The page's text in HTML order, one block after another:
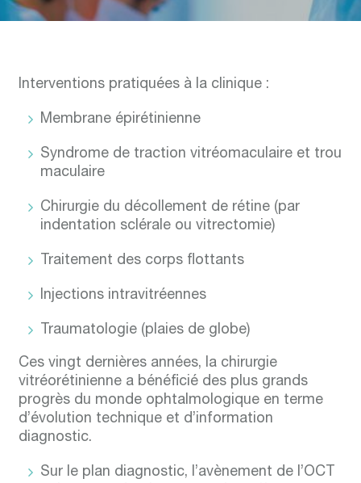
Interventions pratiquées à la clinique :
Membrane épirétinienne
Syndrome de traction vitréomaculaire et trou
maculaire
Chirurgie du décollement de rétine (par
indentation sclérale ou vitrectomie)
Traitement des corps flottants
Injections intravitréennes
Traumatologie (plaies de globe)
Ces vingt dernières années, la chirurgie
vitréorétinienne a bénéficié des plus grands
progrès du monde ophtalmologique en terme
d’évolution technique et d’information
diagnostic.
Sur le plan diagnostic, l’avènement de l’OCT